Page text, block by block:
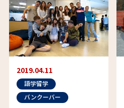
2019.04.11
語学留学
バンクーバー